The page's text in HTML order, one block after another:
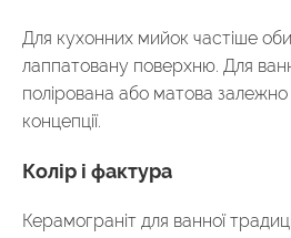
Для кухонних мийок частіше
лаппатовану поверхню. Для
полірована або матова залежно
концепції.
Колір і фактура
Керамограніт для ванної